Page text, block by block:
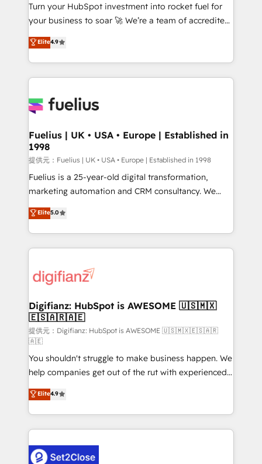
'GuardHub' governance framework, based on ISO
42001 - helping you 'organise complexity' 𝗥𝗲𝗮𝗱𝘆
𝗳𝗼𝗿 𝘁𝗵𝗲 𝗻𝗲𝘅𝘁 𝘀𝘁𝗲𝗽? Click the 👈 '𝗖𝗼𝗻𝘁𝗮𝗰𝘁
𝗯𝘂𝘀𝗶𝗻𝗲𝘀𝘀' button to get in touch (𝘸𝘦'𝘳𝘦 𝘴𝘶𝘱𝘦𝘳
𝘳𝘦𝘴𝘱𝘰𝘯𝘴𝘪𝘷𝘦)
Turn your HubSpot investment into rocket fuel for
your business to soar 🚀 We’re a team of accredited
HubSpot experts ready to help you. We can
implement the platform into complex business
environments, optimise what you've got and make
sure you can actually use it, build your website in
for you and execute it on HubSpot. We are on the
framework, meaning we've been accredited by
HubSpot and vetted by the CCS, which means we
can support public sector companies as well the
other ones listed in our profile. Our services: -
HubSpot implementation - HubSpot CMS website
is there for you to: - Grow revenue, and run your
business more efficiently - Build stronger
more people - Get the most out of your HubSpot
investment
Elite4.9
Fuelius | UK • USA • Europe | Established in
1998
提供元：Fuelius | UK • USA • Europe | Established in 1998
Fuelius is a 25-year-old digital transformation,
marketing automation and CRM consultancy. We
enable mid-market and enterprise clients to
maximise their return from digital and fuel their
growth. We modernise platforms, streamline
operations that are causing inefficiencies, improve
supercharge revenue operations Key services: • CRM
Transformation / Web Development • RevOps &
Sales Consulting • Marketing Automation What
makes us different? 🚀 Top 0.5% of global HubSpot
agencies ⚙️ The strongest technical ability and
integration capabilities 💼 Consultative, long-term
partners who will embed ourselves into your
business, processes and systems 🏢 We specialise in
working with mid-market and enterprise
organisations, global organisations and those with
complex use cases 🏆 CRM Implementation,
Platform Enablement, Custom Integration and
Onboarding Accredited 🔐 ISO27001 & ISO9001
Elite5.0
Digifianz: HubSpot is AWESOME 🇺🇸🇲🇽
🇪🇸🇦🇷🇦🇪
提供元：Digifianz: HubSpot is AWESOME 🇺🇸🇲🇽🇪🇸🇦🇷
🇦🇪
You shouldn't struggle to make business happen. We
help companies get out of the rut with experienced,
process-oriented teams implementing HubSpot
Marketing, Sales, Service, CMS and Operations Hub,
so selling and actually engaging with your customers
feels easy and pain-free. We are a top ranked
and Customer First Awards, 4.9/5 rating in HubSpot
Elite4.9